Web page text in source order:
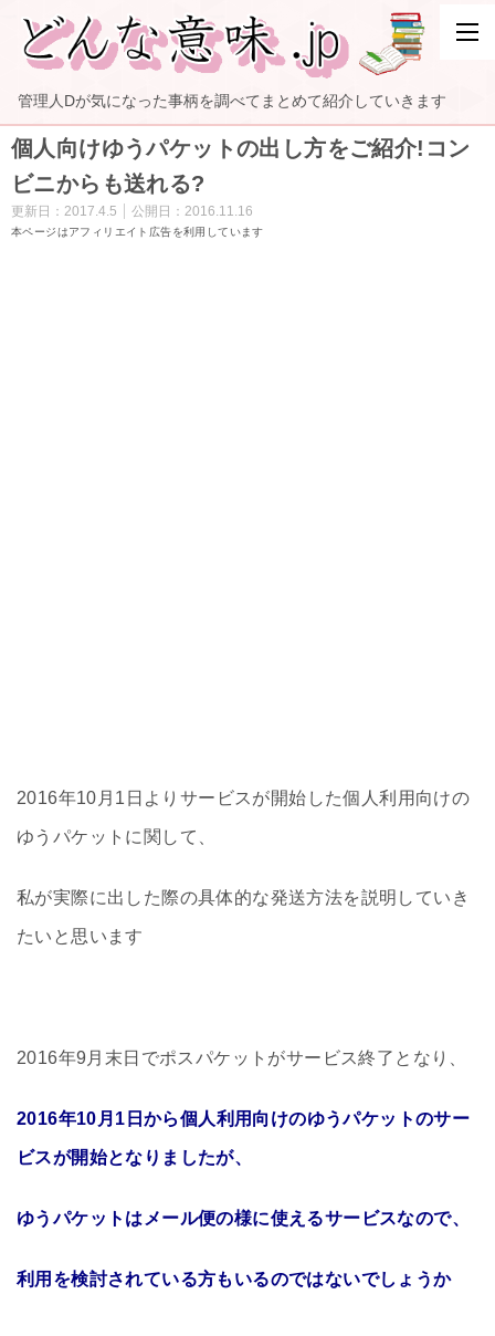
管理人Dが気になった事柄を調べてまとめて紹介していきます
個人向けゆうパケットの出し方をご紹介!コン
ビニからも送れる?
更新日： 2017.4.5 公開日： 2016.11.16
本ページはアフィリエイト広告を利用しています
2016年10月1日よりサービスが開始した個人利用向けの
ゆうパケットに関して、
私が実際に出した際の具体的な発送方法を説明していき
たいと思います
2016年9月末日でポスパケットがサービス終了となり、
2016年10月1日から個人利用向けのゆうパケットのサー
ビスが開始となりましたが、
ゆうパケットはメール便の様に使えるサービスなので、
利用を検討されている方もいるのではないでしょうか